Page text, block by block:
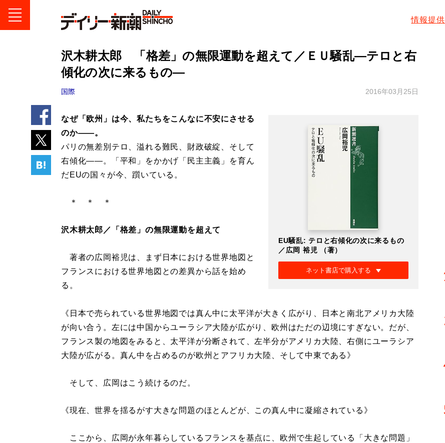
情報提供
沢木耕太郎 「格差」の無限運動を超えて／ＥＵ騒乱―テロと右
傾化の次に来るもの―
国際 2016年03月25日
EU騒乱: テロと右傾化の次に来るもの
／広岡 裕児 （著）
ネット書店で購入する
なぜ「欧州」は今、私たちをこんなに不安にさせる
のか――。
パリの無差別テロ、溢れる難民、財政破綻、そして
右傾化――。「平和」をかかげ「民主主義」を育ん
だEUの国々が今、躓いている。
＊ ＊ ＊
沢木耕太郎／「格差」の無限運動を超えて
著者の広岡裕児は、まず日本における世界地図と
フランスにおける世界地図との差異から話を始め
る。
《日本で売られている世界地図では真ん中に太平洋が大きく広がり、日本と南北アメリカ大陸
が向い合う。左には中国からユーラシア大陸が広がり、欧州はただの辺境にすぎない。だが、
フランス製の地図をみると、太平洋が分断されて、左半分がアメリカ大陸、右側にユーラシア
大陸が広がる。真ん中を占めるのが欧州とアフリカ大陸、そして中東である》
そして、広岡はこう続けるのだ。
《現在、世界を揺るがす大きな問題のほとんどが、この真ん中に凝縮されている》
ここから、広岡が永年暮らしているフランスを基点に、欧州で生起している「大きな問題」